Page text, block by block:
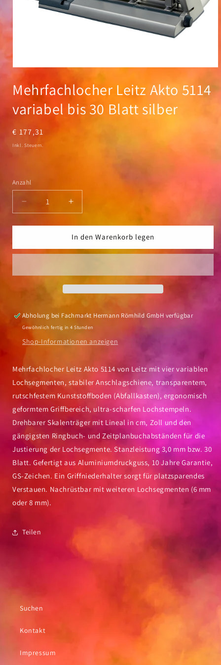
Medien
in
Modal
Mehrfachlocher Leitz Akto 5114
variabel bis 30 Blatt silber
Normaler
Preis
€ 177,31
Inkl. Steuern.
Anzahl
Anzahl
Verringere
die
Menge
Mehrfachlocher
5114
variabel
Blatt
silber
Erhöhe
die
Menge
für
Mehrfachlocher
5114
Blatt
silber
In den Warenkorb legen
Abholung bei Fachmarkt Hermann Römhild GmbH verfügbar
Gewöhnlich fertig in 4 Stunden
Shop-Informationen anzeigen
Mehrfachlocher Leitz Akto 5114 von Leitz mit vier variablen
Lochsegmenten, stabiler Anschlagschiene, transparentem,
rutschfestem Kunststoffboden (Abfallkasten), ergonomisch
geformtem Griffbereich, ultra-scharfen Lochstempeln.
Drehbarer Skalenträger mit Lineal in cm, Zoll und den
gängigsten Ringbuch- und Zeitplanbuchabständen für die
Justierung der Lochsegmente. Stanzleistung 3,0 mm bzw. 30
Blatt. Gefertigt aus Aluminiumdruckguss, 10 Jahre Garantie,
GS-Zeichen. Ein Griffniederhalter sorgt für platzsparendes
Verstauen. Nachrüstbar mit weiteren Lochsegmenten (6 mm
oder 8 mm).
Teilen
Suchen
Kontakt
Impressum